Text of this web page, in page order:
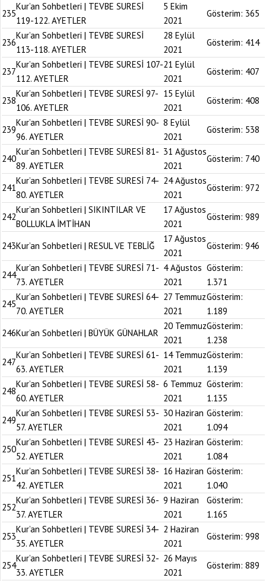
235
Kur’an Sohbetleri | TEVBE SURESİ
119-122. AYETLER
5 Ekim
2021
Gösterim: 365
236
Kur’an Sohbetleri | TEVBE SURESİ
113-118. AYETLER
28 Eylül
2021
Gösterim: 414
237
Kur’an Sohbetleri | TEVBE SURESİ 107-
112. AYETLER
21 Eylül
2021
Gösterim: 407
238
Kur’an Sohbetleri | TEVBE SURESİ 97-
106. AYETLER
15 Eylül
2021
Gösterim: 408
239
Kur’an Sohbetleri | TEVBE SURESİ 90-
96. AYETLER
8 Eylül
2021
Gösterim: 538
240
Kur’an Sohbetleri | TEVBE SURESİ 81-
89. AYETLER
31 Ağustos
2021
Gösterim: 740
241
Kur’an Sohbetleri | TEVBE SURESİ 74-
80. AYETLER
24 Ağustos
2021
Gösterim: 972
242
Kur’an Sohbetleri | SIKINTILAR VE
BOLLUKLA İMTİHAN
17 Ağustos
2021
Gösterim: 989
243Kur’an Sohbetleri | RESUL VE TEBLİĞ
17 Ağustos
2021
Gösterim: 946
244
Kur’an Sohbetleri | TEVBE SURESİ 71-
73. AYETLER
4 Ağustos
2021
Gösterim:
1.371
245
Kur’an Sohbetleri | TEVBE SURESİ 64-
70. AYETLER
27 Temmuz
2021
Gösterim:
1.189
246Kur’an Sohbetleri | BÜYÜK GÜNAHLAR
20 Temmuz
2021
Gösterim:
1.238
247
Kur’an Sohbetleri | TEVBE SURESİ 61-
63. AYETLER
14 Temmuz
2021
Gösterim:
1.139
248
Kur’an Sohbetleri | TEVBE SURESİ 58-
60. AYETLER
6 Temmuz
2021
Gösterim:
1.135
249
Kur’an Sohbetleri | TEVBE SURESİ 53-
57. AYETLER
30 Haziran
2021
Gösterim:
1.094
250
Kur’an Sohbetleri | TEVBE SURESİ 43-
52. AYETLER
23 Haziran
2021
Gösterim:
1.084
251
Kur’an Sohbetleri | TEVBE SURESİ 38-
42. AYETLER
16 Haziran
2021
Gösterim:
1.040
252
Kur’an Sohbetleri | TEVBE SURESİ 36-
37. AYETLER
9 Haziran
2021
Gösterim:
1.165
253
Kur’an Sohbetleri | TEVBE SURESİ 34-
35. AYETLER
2 Haziran
2021
Gösterim: 998
254
Kur’an Sohbetleri | TEVBE SURESİ 32-
33. AYETLER
26 Mayıs
2021
Gösterim: 889